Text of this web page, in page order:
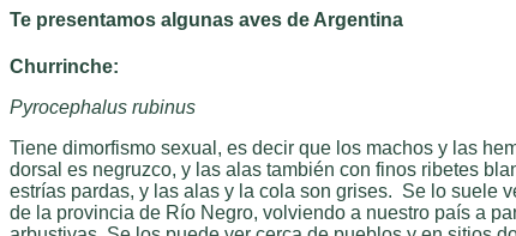
Te presentamos algunas aves de Argentina
Churrinche:
Pyrocephalus rubinus
Tiene dimorfismo sexual, es decir que los machos y las
dorsal es negruzco, y las alas también con finos ribetes
estrías pardas, y las alas y la cola son grises. Se lo suele
de la provincia de Río Negro, volviendo a nuestro país a